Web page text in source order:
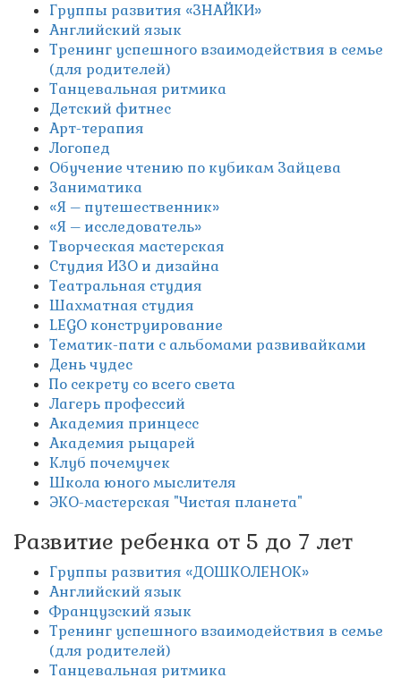
Группы развития «ЗНАЙКИ»
Английский язык
Тренинг успешного взаимодействия в семье
(для родителей)
Танцевальная ритмика
Детский фитнес
Арт-терапия
Логопед
Обучение чтению по кубикам Зайцева
Заниматика
«Я – путешественник»
«Я – исследователь»
Творческая мастерская
Студия ИЗО и дизайна
Театральная студия
Шахматная студия
LEGO конструирование
Тематик-пати с альбомами развивайками
День чудес
По секрету со всего света
Лагерь профессий
Академия принцесс
Академия рыцарей
Клуб почемучек
Школа юного мыслителя
ЭКО-мастерская "Чистая планета"
Развитие ребенка от 5 до 7 лет
Группы развития «ДОШКОЛЕНОК»
Английский язык
Французский язык
Тренинг успешного взаимодействия в семье
(для родителей)
Танцевальная ритмика